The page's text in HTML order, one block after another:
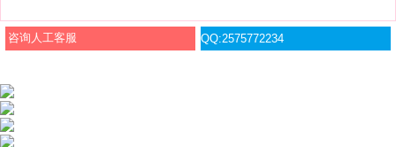
咨询人工客服 QQ:2575772234